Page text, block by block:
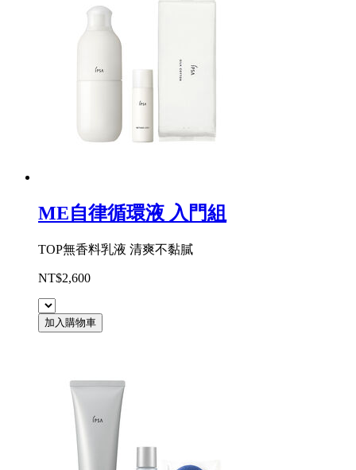
ME自律循環液 入門組
TOP無香料乳液 清爽不黏膩
NT$2,600
加入購物車